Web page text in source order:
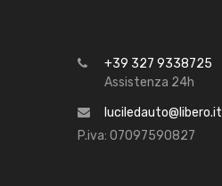
+39 327 9338725
Assistenza 24h
luciledauto@libero.it
P.iva: 07097590827